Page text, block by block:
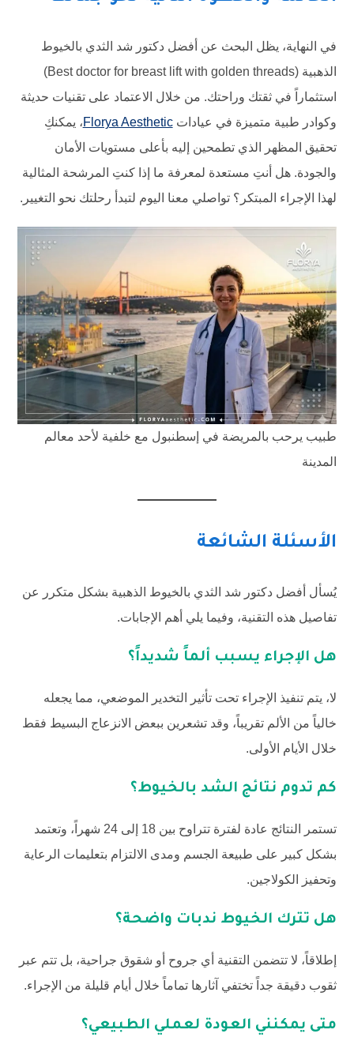
في النهاية، يظل البحث عن أفضل دكتور شد الثدي بالخيوط
الذهبية (Best doctor for breast lift with golden threads)
استثماراً في ثقتك وراحتك. من خلال الاعتماد على تقنيات حديثة
وكوادر طبية متميزة في عياداتFlorya Aesthetic، يمكنكِ
تحقيق المظهر الذي تطمحين إليه بأعلى مستويات الأمان
والجودة. هل أنتِ مستعدة لمعرفة ما إذا كنتِ المرشحة المثالية
لهذا الإجراء المبتكر؟ تواصلي معنا اليوم لتبدأ رحلتك نحو التغيير.
طبيب يرحب بالمريضة في إسطنبول مع خلفية لأحد معالم
المدينة
الأسئلة الشائعة
يُسأل أفضل دكتور شد الثدي بالخيوط الذهبية بشكل متكرر عن
تفاصيل هذه التقنية، وفيما يلي أهم الإجابات.
هل الإجراء يسبب ألماً شديداً؟
لا، يتم تنفيذ الإجراء تحت تأثير التخدير الموضعي، مما يجعله
خالياً من الألم تقريباً، وقد تشعرين ببعض الانزعاج البسيط فقط
خلال الأيام الأولى.
كم تدوم نتائج الشد بالخيوط؟
تستمر النتائج عادة لفترة تتراوح بين 18 إلى 24 شهراً، وتعتمد
بشكل كبير على طبيعة الجسم ومدى الالتزام بتعليمات الرعاية
وتحفيز الكولاجين.
هل تترك الخيوط ندبات واضحة؟
إطلاقاً، لا تتضمن التقنية أي جروح أو شقوق جراحية، بل تتم عبر
ثقوب دقيقة جداً تختفي آثارها تماماً خلال أيام قليلة من الإجراء.
متى يمكنني العودة لعملي الطبيعي؟